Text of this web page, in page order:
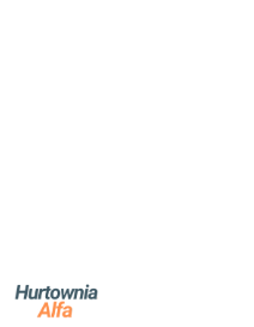
NAZWA
PRODUCENTA: